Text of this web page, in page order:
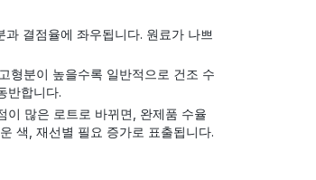
결점율에 좌우됩니다. 원료가 나쁘
형분이 높을수록 일반적으로 건조 수
반합니다.
이 많은 로트로 바뀌면, 완제품 수율
색, 재선별 필요 증가로 표출됩니다.